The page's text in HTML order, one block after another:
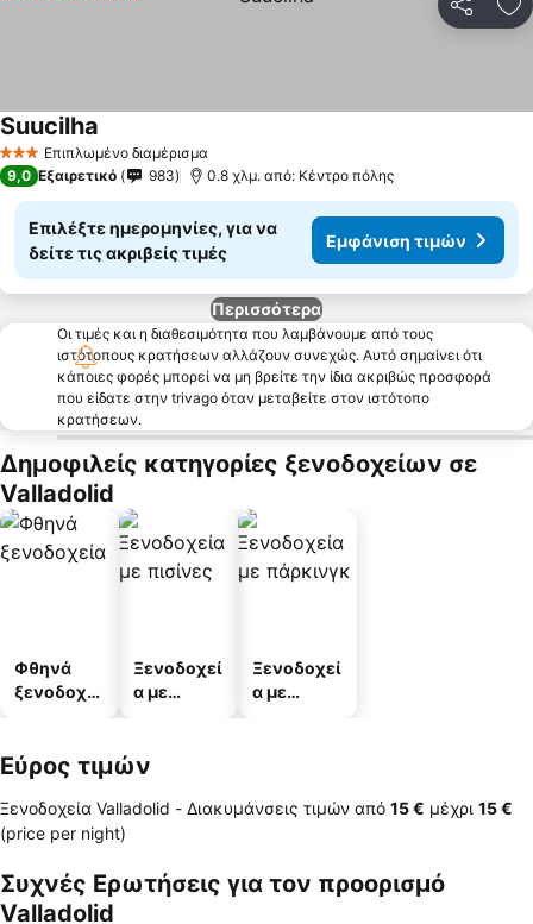
3 ΑστέριαΕπιπλωμένο διαμέρισμα
Suucilha
9,0 Εξαιρετικό 983 0.8 χλμ. από: Κέντρο πόλης
Επιλέξτε ημερομηνίες, για να
δείτε τις ακριβείς τιμές
Εμφάνιση τιμών
Περισσότερα
Οι τιμές και η διαθεσιμότητα που λαμβάνουμε από τους
ιστότοπους κρατήσεων αλλάζουν συνεχώς. Αυτό σημαίνει ότι
κάποιες φορές μπορεί να μη βρείτε την ίδια ακριβώς προσφορά
που είδατε στην trivago όταν μεταβείτε στον ιστότοπο
κρατήσεων.
Δημοφιλείς κατηγορίες ξενοδοχείων σε
Valladolid
Φθηνά
ξενοδοχεί
Ξενοδοχεί
α με
Ξενοδοχεί
α με
Εύρος τιμών
Ξενοδοχεία Valladolid - Διακυμάνσεις τιμών από ‎15 € μέχρι ‎15 €
(price per night)
Συχνές Ερωτήσεις για τον προορισμό
Valladolid